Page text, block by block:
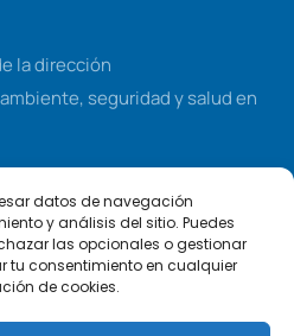
datos de navegación
y análisis del sitio. Puedes
las opcionales o gestionar
tu consentimiento en cualquier
de cookies.
la dirección
seguridad y salud en